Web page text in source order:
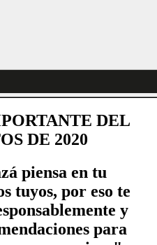
DEL
DE 2020
piensa en tu
tuyos, por eso te
y
para